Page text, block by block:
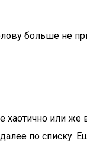
больше не
хаотично или
по списку.